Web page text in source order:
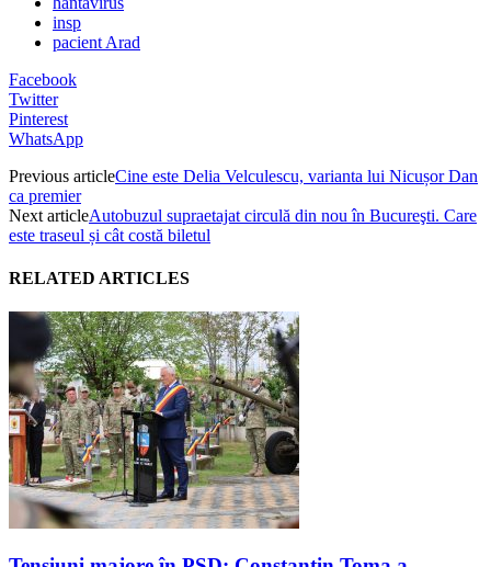
insp
pacient Arad
Facebook
Twitter
Pinterest
WhatsApp
Previous articleCine este Delia Velculescu, varianta lui Nicușor Dan
ca premier
Next articleAutobuzul supraetajat circulă din nou în Bucureşti. Care
este traseul și cât costă biletul
RELATED ARTICLES